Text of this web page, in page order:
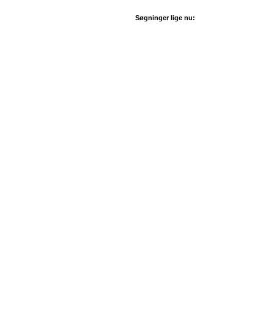
Søgninger lige nu: